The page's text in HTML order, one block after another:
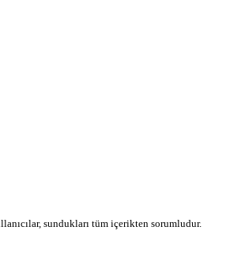
sundukları tüm içerikten sorumludur.